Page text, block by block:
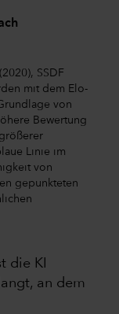
SSDF
mit dem Elo-
von
Bewertung
Linie im
von
gepunkteten
die KI
an dem